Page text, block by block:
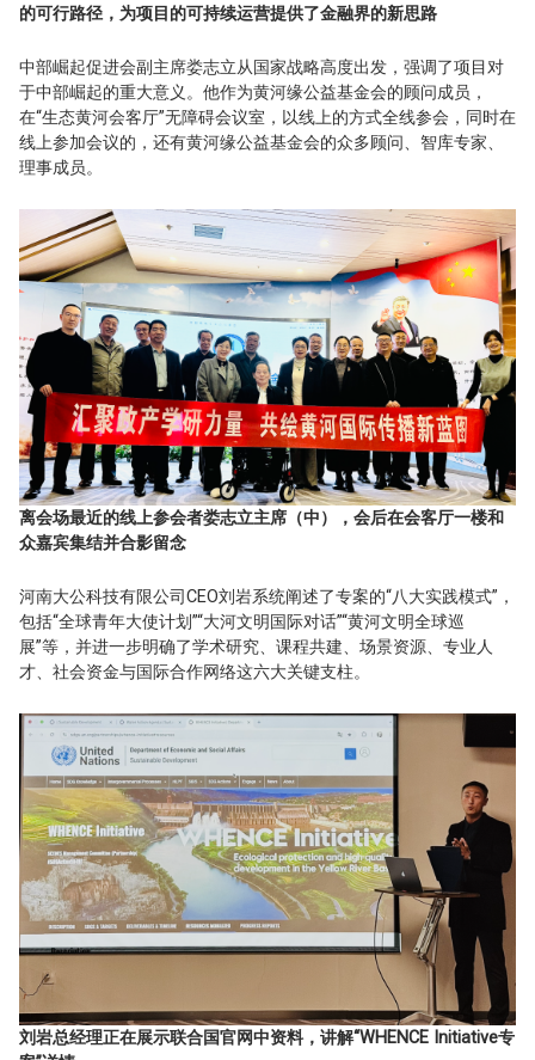
的可行路径，为项目的可持续运营提供了金融界的新思路
中部崛起促进会副主席娄志立从国家战略高度出发，强调了项目对
于中部崛起的重大意义。他作为黄河缘公益基金会的顾问成员，
在“生态黄河会客厅”无障碍会议室，以线上的方式全线参会，同时在
线上参加会议的，还有黄河缘公益基金会的众多顾问、智库专家、
理事成员。
离会场最近的线上参会者娄志立主席（中），会后在会客厅一楼和
众嘉宾集结并合影留念
河南大公科技有限公司CEO刘岩系统阐述了专案的“八大实践模式”，
包括“全球青年大使计划”“大河文明国际对话”“黄河文明全球巡
展”等，并进一步明确了学术研究、课程共建、场景资源、专业人
才、社会资金与国际合作网络这六大关键支柱。
刘岩总经理正在展示联合国官网中资料，讲解“WHENCE Initiative专